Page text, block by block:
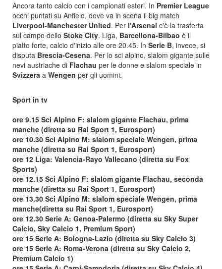
Ancora tanto calcio con i campionati esteri. In Premier League
occhi puntati su Anfield, dove va in scena il big match
Liverpool-Manchester United. Per l'Arsenal c'è la trasferta
sul campo dello Stoke City. Liga, Barcellona-Bilbao è il
piatto forte, calcio d'inizio alle ore 20.45. In Serie B, invece, si
disputa Brescia-Cesena. Per lo sci alpino, slalom gigante sulle
nevi austriache di Flachau per le donne e slalom speciale in
Svizzera a Wengen per gli uomini.
Sport in tv
ore 9.15 Sci Alpino F: slalom gigante Flachau, prima
manche (diretta su Rai Sport 1, Eurosport)
ore 10.30 Sci Alpino M: slalom speciale Wengen, prima
manche (diretta su Rai Sport 1, Eurosport)
ore 12 Liga: Valencia-Rayo Vallecano (diretta su Fox
Sports)
ore 12.15 Sci Alpino F: slalom gigante Flachau, seconda
manche (diretta su Rai Sport 1, Eurosport)
ore 13.30 Sci Alpino M: slalom speciale Wengen, prima
manche(diretta su Rai Sport 1, Eurosport)
ore 12.30 Serie A: Genoa-Palermo (diretta su Sky Super
Calcio, Sky Calcio 1, Premium Sport)
ore 15 Serie A: Bologna-Lazio (diretta su Sky Calcio 3)
ore 15 Serie A: Roma-Verona (diretta su Sky Calcio 2,
Premium Calcio 1)